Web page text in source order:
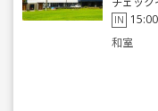
IN 15:00
和室